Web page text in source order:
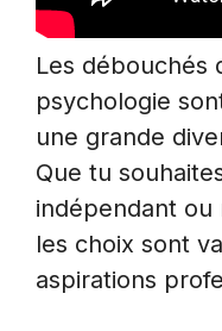
Les débouchés
psychologie
une grande
Que tu
indépendant
les choix sont
aspirations